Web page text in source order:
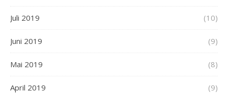
Juli 2019 (10)
Juni 2019 (9)
Mai 2019 (8)
April 2019 (9)